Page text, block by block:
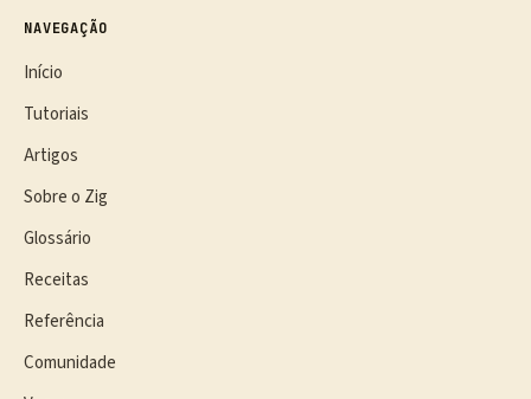
NAVEGAÇÃO
Início
Tutoriais
Artigos
Sobre o Zig
Glossário
Receitas
Referência
Comunidade